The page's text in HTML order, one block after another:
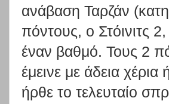
ανάβαση Ταρζάν
πόντους, ο Στόινιτς
έναν βαθμό. Τους 2
έμεινε με άδεια
ήρθε το τελευταίο